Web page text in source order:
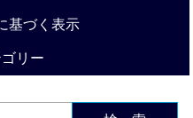
基づく表示
リー